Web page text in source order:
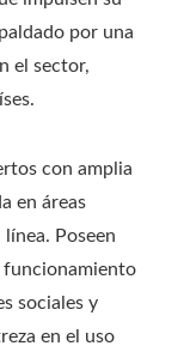
por una
el sector,
con amplia
en áreas
Poseen
sociales y
en el uso